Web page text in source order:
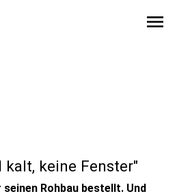
menu
kalt, keine Fenster"
Rohbau bestellt. Und